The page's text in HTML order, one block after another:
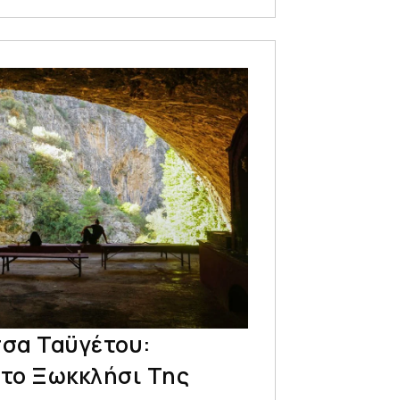
Ταϋγέτου:
Ξωκκλήσι Της